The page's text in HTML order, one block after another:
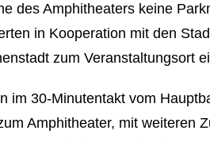
des Amphitheaters keine
in Kooperation mit den
zum Veranstaltungsort
im 30-Minutentakt vom
Amphitheater, mit weiteren